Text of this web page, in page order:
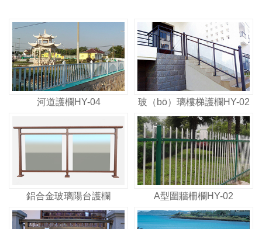
河道護欄HY-04 玻（bō）璃樓梯護欄HY-02
鋁合金玻璃陽台護欄 A型圍牆柵欄HY-02